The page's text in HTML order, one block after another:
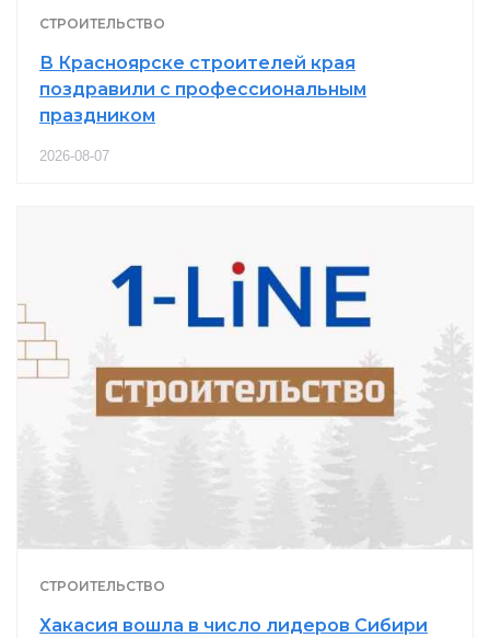
СТРОИТЕЛЬСТВО
В Красноярске строителей края
поздравили с профессиональным
праздником
2026-08-07
СТРОИТЕЛЬСТВО
Хакасия вошла в число лидеров Сибири